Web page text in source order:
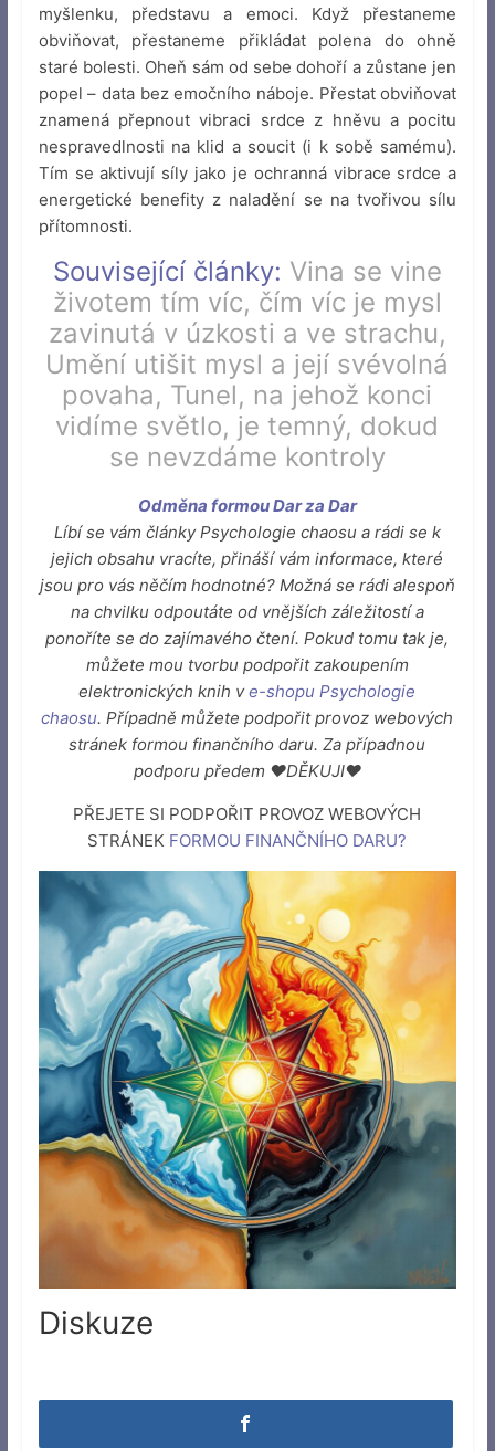
myšlenku, představu a emoci. Když přestaneme
obviňovat, přestaneme přikládat polena do ohně
staré bolesti. Oheň sám od sebe dohoří a zůstane jen
popel – data bez emočního náboje. Přestat obviňovat
znamená přepnout vibraci srdce z hněvu a pocitu
nespravedlnosti na klid a soucit (i k sobě samému).
Tím se aktivují síly jako je ochranná vibrace srdce a
energetické benefity z naladění se na tvořivou sílu
přítomnosti.
Související články: Vina se vine
životem tím víc, čím víc je mysl
zavinutá v úzkosti a ve strachu,
Umění utišit mysl a její svévolná
povaha, Tunel, na jehož konci
vidíme světlo, je temný, dokud
se nevzdáme kontroly
Odměna formou Dar za Dar
Líbí se vám články Psychologie chaosu a rádi se k
jejich obsahu vracíte, přináší vám informace, které
jsou pro vás něčím hodnotné? Možná se rádi alespoň
na chvilku odpoutáte od vnějších záležitostí a
ponoříte se do zajímavého čtení. Pokud tomu tak je,
můžete mou tvorbu podpořit zakoupením
elektronických knih ve-shopu Psychologie
chaosu. Případně můžete podpořit provoz webových
stránek formou finančního daru. Za případnou
podporu předem ♥DĚKUJI♥
PŘEJETE SI PODPOŘIT PROVOZ WEBOVÝCH
STRÁNEK FORMOU FINANČNÍHO DARU?
Diskuze